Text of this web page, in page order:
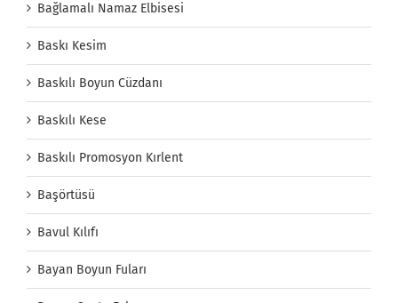
Bağlamalı Namaz Elbisesi
Baskı Kesim
Baskılı Boyun Cüzdanı
Baskılı Kese
Baskılı Promosyon Kırlent
Başörtüsü
Bavul Kılıfı
Bayan Boyun Fuları